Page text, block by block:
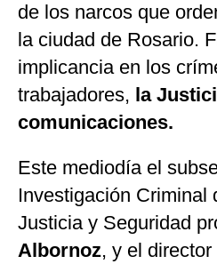
de los narcos que
la ciudad de Rosario.
implicancia en los
trabajadores, la
comunicaciones.
Este mediodía el
Investigación Criminal
Justicia y Seguridad
Albornoz, y el